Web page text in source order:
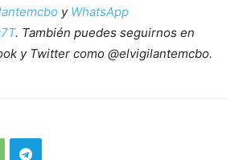
y WhatsApp
. También puedes seguirnos en
y Twitter como @elvigilantemcbo.